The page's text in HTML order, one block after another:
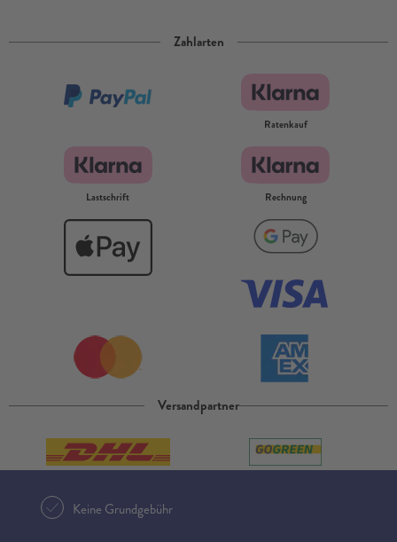
Zahlarten
Ratenkauf
Lastschrift Rechnung
Versandpartner
Keine Grundgebühr